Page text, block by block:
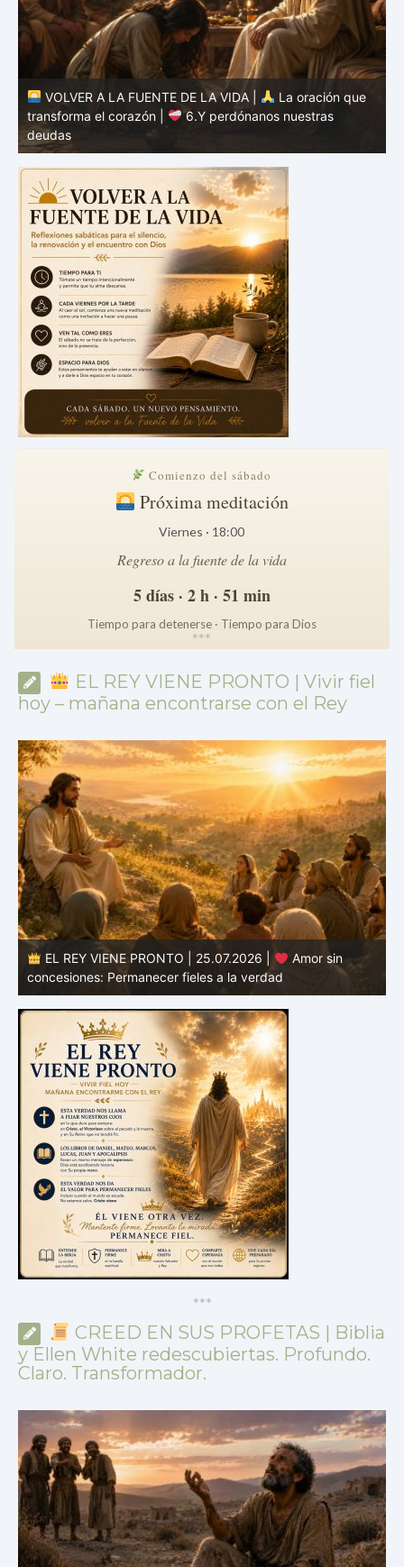
VOLVER A LA FUENTE DE LA VIDA |
La oración que
transforma el corazón |
5.Danos hoy nuestro pan de
cada día
Comienzo del sábado
Próxima meditación
Viernes · 18:00
Regreso a la fuente de la vida
5 días · 2 h · 51 min
Tiempo para detenerse · Tiempo para Dios
***
EL REY VIENE PRONTO | Vivir fiel
hoy – mañana encontrarse con el Rey
EL REY VIENE PRONTO | 24.07.2026 |
Valor para
defender la verdad: Permanecer fieles en tiempos de
confusión
***
CREED EN SUS PROFETAS | Biblia
y Ellen White redescubiertas. Profundo.
Claro. Transformador.